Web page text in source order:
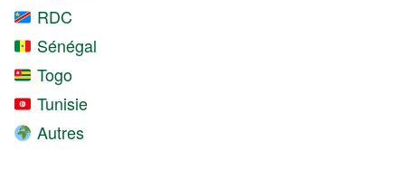
RDC
Sénégal
Togo
Tunisie
Autres